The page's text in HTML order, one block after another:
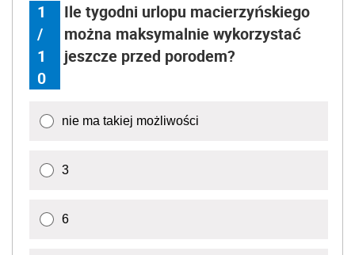
1
/
1
0
Ile tygodni urlopu macierzyńskiego
można maksymalnie wykorzystać
jeszcze przed porodem?
nie ma takiej możliwości
3
6